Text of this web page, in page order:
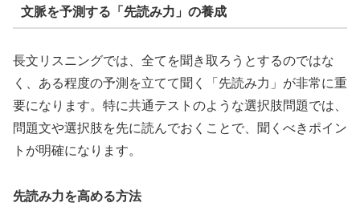
文脈を予測する「先読み力」の養成
長文リスニングでは、全てを聞き取ろうとするのではな
く、ある程度の予測を立てて聞く「先読み力」が非常に重
要になります。特に共通テストのような選択肢問題では、
問題文や選択肢を先に読んでおくことで、聞くべきポイン
トが明確になります。
先読み力を高める方法